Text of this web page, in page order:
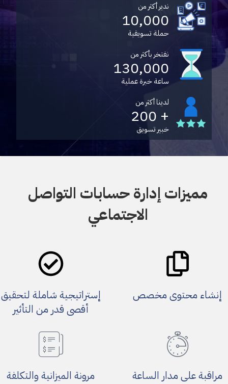
ندير أكثر من
10,000
حملة تسويقية
نفتخر بأكثر من
130,000
ساعة خبرة عملية
لدينا أكثر من
+ 200
خبير تسويق
مميزات إدارة حسابات التواصل
الاجتماعي
إنشاء محتوى مخصص
إستراتيجية شاملة لتحقيق
أقصى قدر من التأثير
مراقبة على مدار الساعة مرونة الميزانية والتكلفة